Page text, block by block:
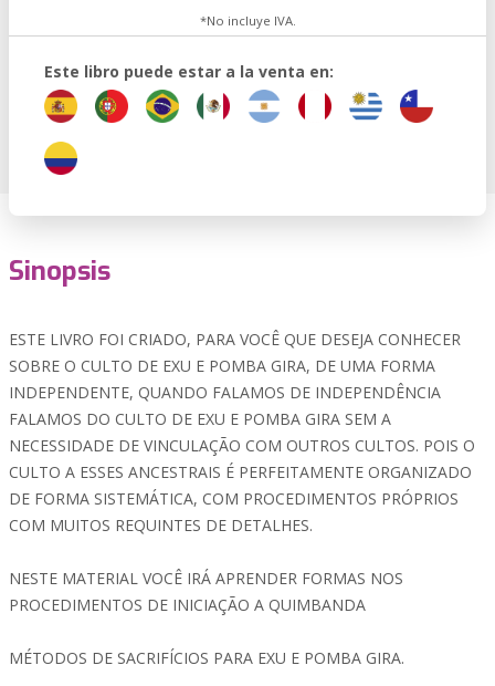
*No incluye IVA.
Este libro puede estar a la venta en:
Sinopsis
ESTE LIVRO FOI CRIADO, PARA VOCÊ QUE DESEJA CONHECER
SOBRE O CULTO DE EXU E POMBA GIRA, DE UMA FORMA
INDEPENDENTE, QUANDO FALAMOS DE INDEPENDÊNCIA
FALAMOS DO CULTO DE EXU E POMBA GIRA SEM A
NECESSIDADE DE VINCULAÇÃO COM OUTROS CULTOS. POIS O
CULTO A ESSES ANCESTRAIS É PERFEITAMENTE ORGANIZADO
DE FORMA SISTEMÁTICA, COM PROCEDIMENTOS PRÓPRIOS
COM MUITOS REQUINTES DE DETALHES.
NESTE MATERIAL VOCÊ IRÁ APRENDER FORMAS NOS
PROCEDIMENTOS DE INICIAÇÃO A QUIMBANDA
MÉTODOS DE SACRIFÍCIOS PARA EXU E POMBA GIRA.